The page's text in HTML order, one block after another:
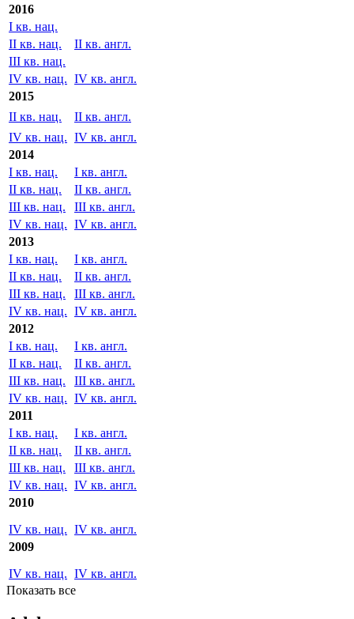
I кв. нац.
II кв. нац.
IV кв. нац.
IV кв. англ.
2016
I кв. нац.
II кв. нац.
III кв. нац.
IV кв. нац.
IV кв. англ.
2015
II кв. нац.
II кв. англ.
IV кв. нац.
IV кв. англ.
2014
I кв. нац.
I кв. англ.
II кв. нац.
III кв. нац.
III кв. англ.
IV кв. нац.
IV кв. англ.
2013
I кв. нац.
I кв. англ.
II кв. нац.
III кв. нац.
III кв. англ.
IV кв. нац.
IV кв. англ.
2012
I кв. нац.
I кв. англ.
II кв. нац.
III кв. нац.
III кв. англ.
IV кв. нац.
IV кв. англ.
2011
I кв. нац.
I кв. англ.
II кв. нац.
III кв. нац.
III кв. англ.
IV кв. нац. IV кв. англ.
IV кв. нац. IV кв. англ.